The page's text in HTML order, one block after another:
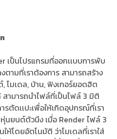
เป็นโปรแกรมที่ออกเเบบการพับ
ตามที่เราต้องการ สามารถสร้าง
โมเดล, บ้าน, ฟิงเกอร์ยอดฮิต
ามารถนำไฟล์ที่เป็นไฟล์ 3 มิติ
รตัดเเปะเพื่อให้เกิดอุปกรณ์ที่เรา
นยนต์ตัวนึง เมื่อ Render ไฟล์ 3
ให้โดยอัตโนมัติ ว่าโมเดลที่เราใส่